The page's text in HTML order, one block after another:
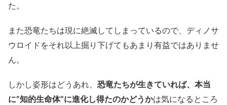
た。
また恐竜たちは現に絶滅してしまっているので、ディノサ
ウロイドをそれ以上掘り下げてもあまり有益ではありませ
ん。
しかし姿形はどうあれ、 恐竜たちが生きていれば、本当
に”知的生命体”に進化し得たのかどうかは気になるところ